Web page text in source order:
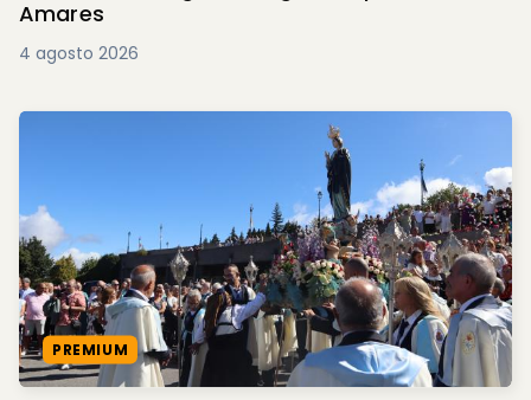
Amares
4 agosto 2026
PREMIUM